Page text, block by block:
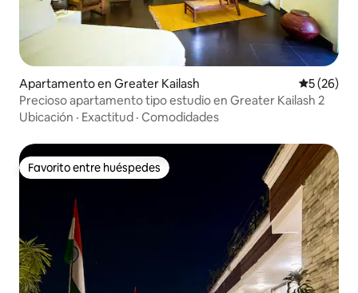
Apartamento en Greater Kailash
5 (26)
Precioso apartamento tipo estudio en Greater Kailash 2
Ubicación · Exactitud · Comodidades
Favorito entre huéspedes
Favorito entre huéspedes